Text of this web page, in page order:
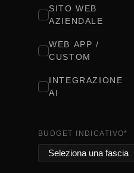
SITO WEB
AZIENDALE
WEB APP /
CUSTOM
INTEGRAZIONE
AI
BUDGET INDICATIVO*